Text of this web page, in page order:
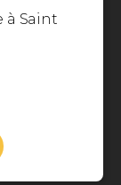
à Saint